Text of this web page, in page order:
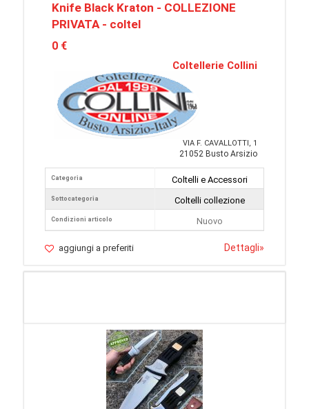
Knife Black Kraton - COLLEZIONE
PRIVATA - coltel
0 €
Coltellerie Collini
VIA F. CAVALLOTTI, 1
21052 Busto Arsizio
Categoria
Sottocategoria
Condizioni articolo
Coltelli e Accessori
Coltelli collezione
Nuovo
aggiungi a preferiti Dettagli»